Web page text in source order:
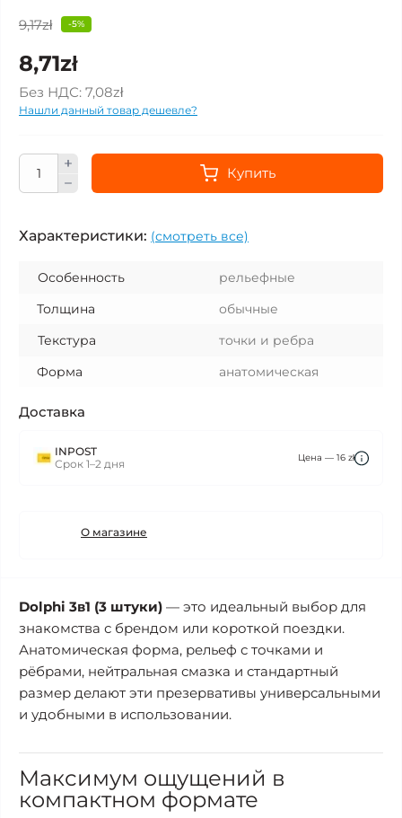
9,17zł -5%
8,71zł
Без НДС: 7,08zł
Нашли данный товар дешевле?
Купить
Характеристики: (смотреть все)
Особенность
рельефные
Толщина
обычные
Текстура
точки и ребра
Форма
анатомическая
Доставка
INPOST
Срок 1–2 дня
Цена — 16 zł
О магазине
Dolphi 3в1 (3 штуки) — это идеальный выбор для
знакомства с брендом или короткой поездки.
Анатомическая форма, рельеф с точками и
рёбрами, нейтральная смазка и стандартный
размер делают эти презервативы универсальными
и удобными в использовании.
Максимум ощущений в
компактном формате